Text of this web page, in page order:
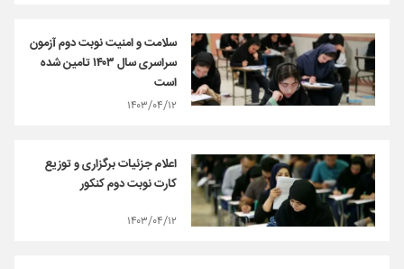
سلامت و امنیت نوبت دوم آزمون
سراسری سال ۱۴۰۳ تامین شده
است
۱۴۰۳/۰۴/۱۲
اعلام جزئیات برگزاری و توزیع
کارت‌ نوبت دوم کنکور
۱۴۰۳/۰۴/۱۲